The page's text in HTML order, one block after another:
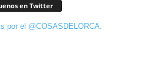
en Twitter
por el @COSASDELORCA.